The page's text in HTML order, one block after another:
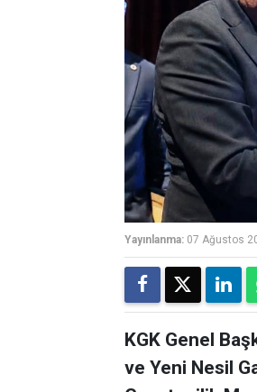
Yayınlanma: 07 Ağustos
KGK Genel
ve Yeni Nesil